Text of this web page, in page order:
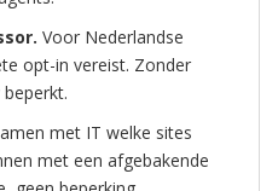
Voor Nederlandse
opt-in vereist. Zonder
met IT welke sites
met een afgebakende